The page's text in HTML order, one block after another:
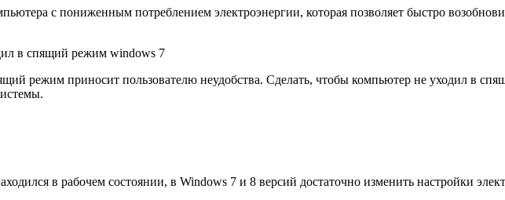
с пониженным потреблением электроэнергии, которая позволяет быстро
режим приносит пользователю неудобства. Сделать, чтобы компьютер не уходил в
в рабочем состоянии, в Windows 7 и 8 версий достаточно изменить настройки